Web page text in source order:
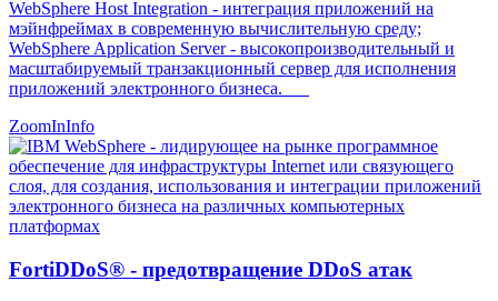
WebSphere Host Integration - интеграция приложений на
мэйнфреймах в современную вычислительную среду;
WebSphere Application Server - высокопроизводительный и
масштабируемый транзакционный сервер для исполнения
приложений электронного бизнеса.
ZoomInInfo
FortiDDoS® - предотвращение DDoS атак